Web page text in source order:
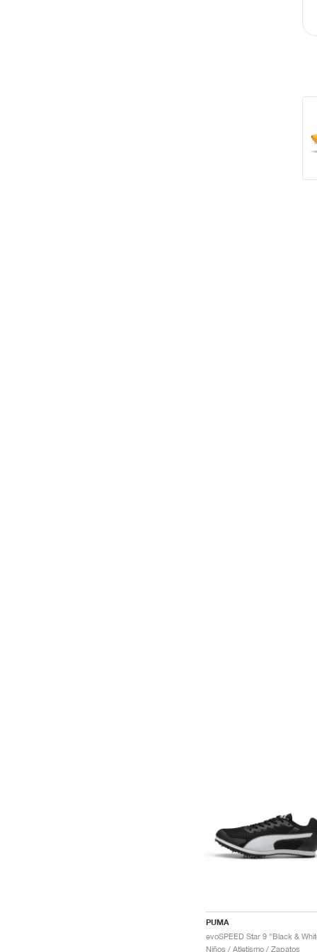
PUMA
evoSPEED Star 9 "Black &
Niños / Atletismo / Zapatos